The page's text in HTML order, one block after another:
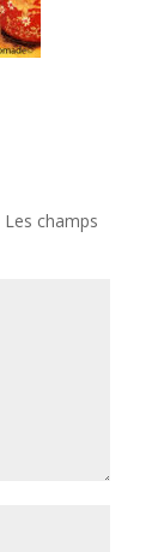
Les champs